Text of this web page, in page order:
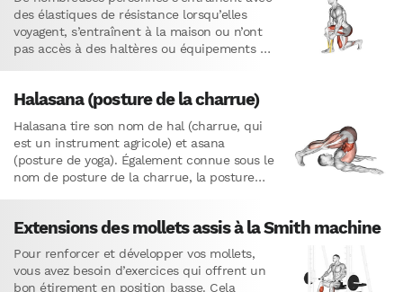
des élastiques de résistance lorsqu’elles
voyagent, s’entraînent à la maison ou n’ont
pas accès à des haltères ou équipements de
Halasana (posture de la charrue)
Halasana tire son nom de hal (charrue, qui
est un instrument agricole) et asana
(posture de yoga). Également connue sous le
nom de posture de la charrue, la posture
Extensions des mollets assis à la Smith machine
Pour renforcer et développer vos mollets,
vous avez besoin d’exercices qui offrent un
bon étirement en position basse. Cela